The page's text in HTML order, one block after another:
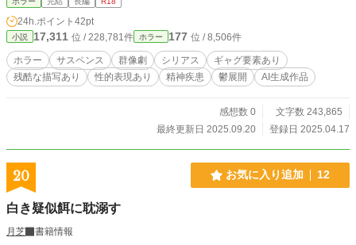
ロもの大金を奪われた。犯人のハッカーはすぐに特定された
が、その直後に何者かに殺害されており、盗まれた資金のう
ち取り戻せたのはわずか1割。信用を失った企業は、あっとい
う間に経営破綻へと追い込まれた。 ふたつめは、それから1
ヶ月後に起きた、市街地での大規模な爆発事件である。 帰宅
途中の大学生が自宅の玄関を開けようとした瞬間を起点に爆
た。警察はテロ行為とみて捜査を続けているが、いまだに犯
人の姿さえ掴めていない。 そして最後に、人々を最も不安に
問わず、まるで無作為に人が“消えている”。当初は関連性のな
い失踪とされていたが、現場に残された微かな痕跡から、警
民家。そして、その近くで幾度も目撃されているという、黒
24h.ポイント 42pt
小説 17,311 位 / 228,781件 ホラー 177 位 / 8,506件
ホラー サスペンス 群像劇 シリアス
ギャグ要素あり
残酷な描写あり
性的表現あり 精神疾患 鬱展開 AI生成作品
感想数 0
文字数 243,865
最終更新日 2025.09.20
登録日 2025.04.17
20 お気に入り追加 12
白き疑似餌に耽溺す
月芝
書籍情報